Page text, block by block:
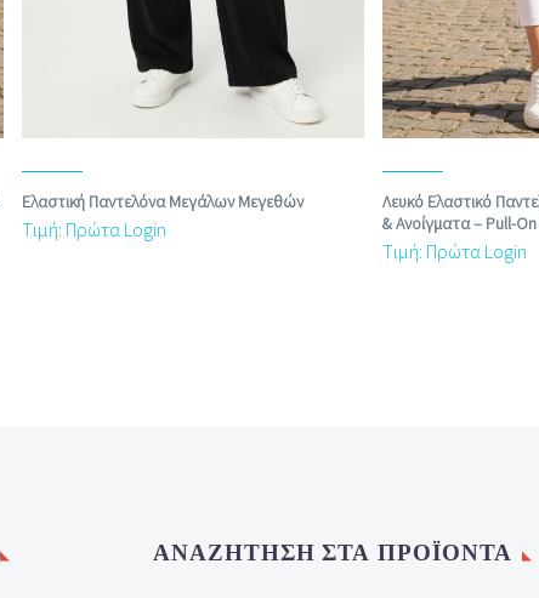
Ελαστική Παντελόνα Μεγάλων Μεγεθών
Τιμή: Πρώτα Login
Λευκό Ελαστικό
& Ανοίγματα –
Τιμή: Πρώτα Login
ΑΝΑΖΉΤΗΣΗ ΣΤΑ ΠΡΟΪΌΝΤΑ